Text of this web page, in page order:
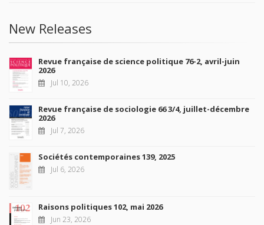
New Releases
Revue française de science politique 76-2, avril-juin
2026
Jul 10, 2026
Revue française de sociologie 66 3/4, juillet-décembre
2026
Jul 7, 2026
Sociétés contemporaines 139, 2025
Jul 6, 2026
Raisons politiques 102, mai 2026
Jun 23, 2026